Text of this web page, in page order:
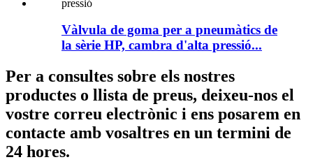
Vàlvula de goma per a pneumàtics de
la sèrie HP, cambra d'alta pressió...
Per a consultes sobre els nostres
productes o llista de preus, deixeu-nos el
vostre correu electrònic i ens posarem en
contacte amb vosaltres en un termini de
24 hores.